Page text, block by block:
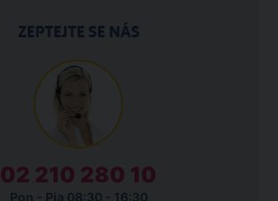
ZEPTEJTE SE NÁS
02 210 280 10
Pon - Pia 08:30 - 16:30